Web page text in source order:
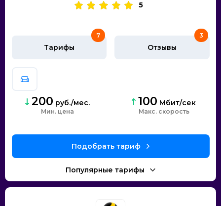
5
Тарифы
7
Отзывы
3
200 руб./мес.
Мин. цена
100 Мбит/сек
скорость